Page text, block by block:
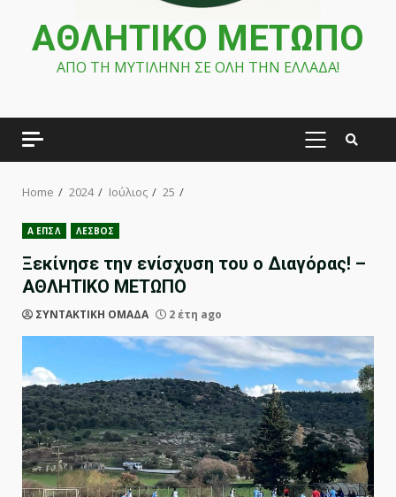
ΑΘΛΗΤΙΚΟ ΜΕΤΩΠΟ
ΑΠΟ ΤΗ ΜΥΤΙΛΗΝΗ ΣΕ ΟΛΗ ΤΗΝ ΕΛΛΑΔΑ!
PRIMARY
Home 2024 Ιούλιος 25
Α ΕΠΣΛ ΛΕΣΒΟΣ
Ξεκίνησε την ενίσχυση του ο Διαγόρας! –
ΑΘΛΗΤΙΚΟ ΜΕΤΩΠΟ
ΣΥΝΤΑΚΤΙΚΗ ΟΜΑΔΑ 2 έτη ago